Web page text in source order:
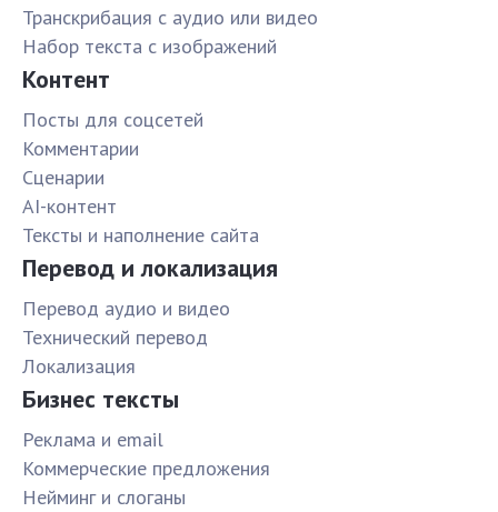
Транскрибация с аудио или видео
Набор текста с изображений
Контент
Посты для соцсетей
Комментарии
Сценарии
AI-контент
Тексты и наполнение сайта
Перевод и локализация
Перевод аудио и видео
Технический перевод
Локализация
Бизнес тексты
Реклама и email
Коммерческие предложения
Нейминг и слоганы